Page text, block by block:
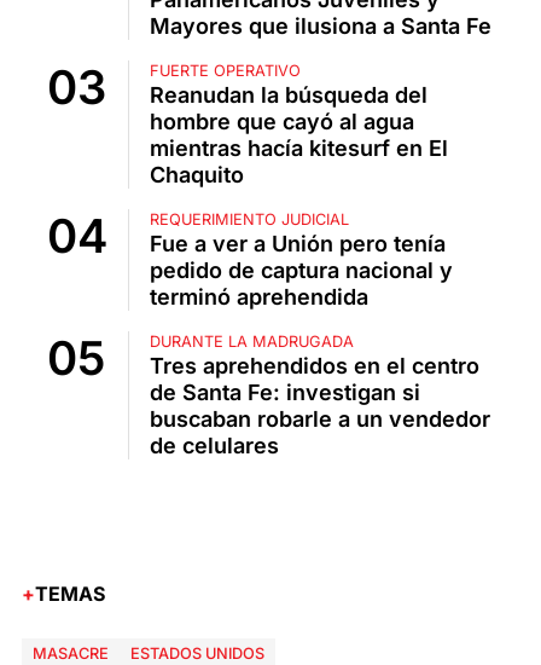
Mayores que ilusiona a Santa Fe
FUERTE OPERATIVO
Reanudan la búsqueda del
hombre que cayó al agua
mientras hacía kitesurf en El
Chaquito
REQUERIMIENTO JUDICIAL
Fue a ver a Unión pero tenía
pedido de captura nacional y
terminó aprehendida
DURANTE LA MADRUGADA
Tres aprehendidos en el centro
de Santa Fe: investigan si
buscaban robarle a un vendedor
de celulares
TEMAS
MASACRE ESTADOS UNIDOS